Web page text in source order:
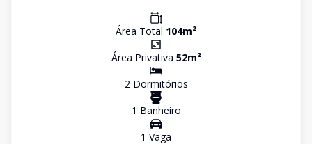
Área Total 104m²
Área Privativa 52m²
2Dormitórios
1 Banheiro
1 Vaga